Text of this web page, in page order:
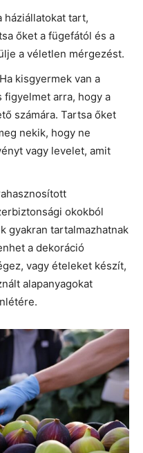
háziállatokat tart,
őket a fügefától és a
a véletlen mérgezést.
Ha kisgyermek van a
arra, hogy a
számára. Tartsa őket
nekik, hogy ne
vagy levelet, amit
okokból
gyakran tartalmazhatnak
a dekoráció
vagy ételeket készít,
alapanyagokat